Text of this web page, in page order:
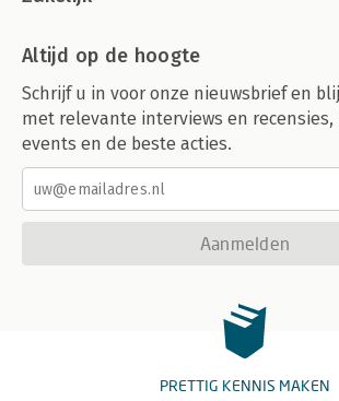
Altijd op de hoogte
Schrijf u in voor onze nieuwsbrief en
met relevante interviews en
events en de beste acties.
Aanmelden
PRETTIG KENNIS MAKEN